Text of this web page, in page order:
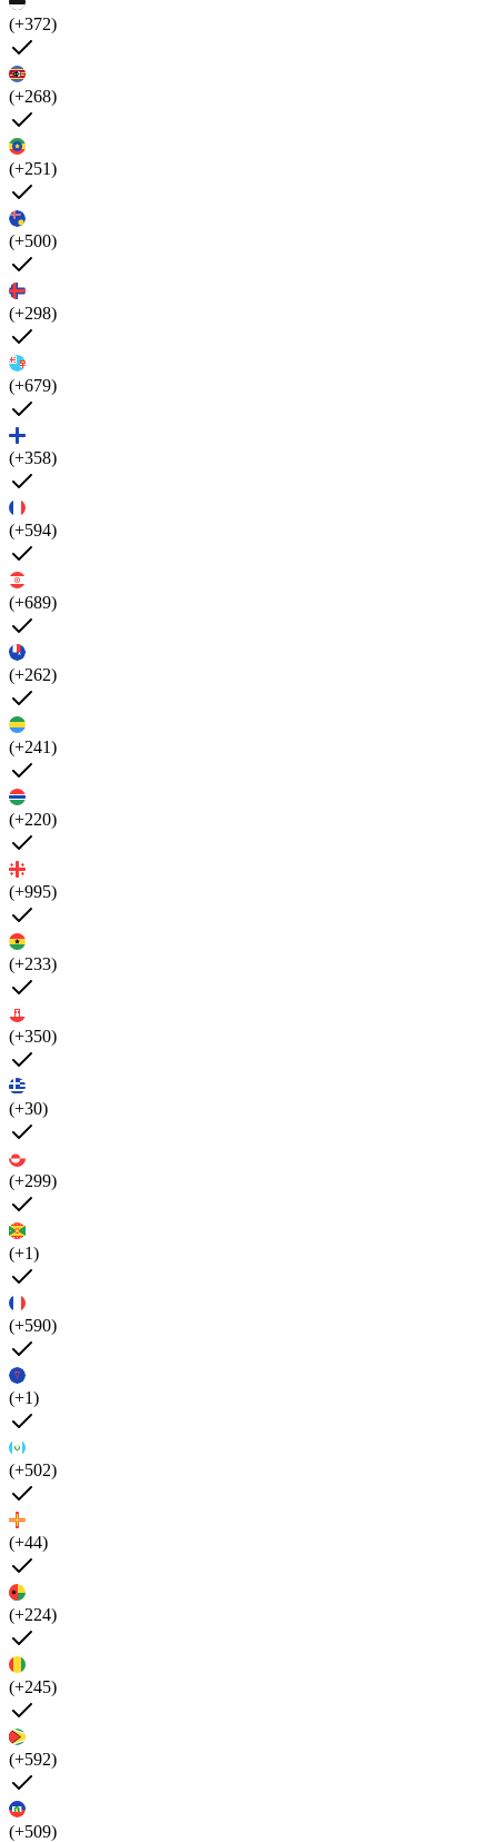
(+372)
(+268)
(+251)
(+500)
(+298)
(+679)
(+358)
(+594)
(+689)
(+262)
(+241)
(+220)
(+995)
(+233)
(+350)
(+30)
(+299)
(+1)
(+590)
(+1)
(+502)
(+44)
(+224)
(+245)
(+592)
(+509)